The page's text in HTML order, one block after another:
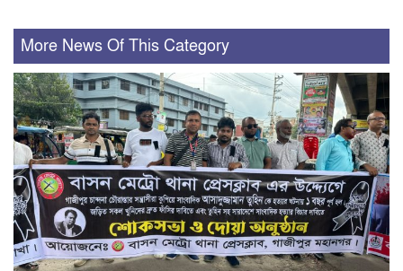
More News Of This Category